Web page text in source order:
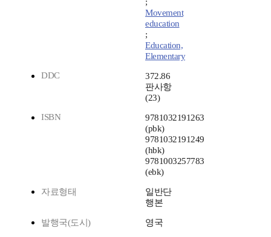
Movement
education
;
Education,
Elementary
DDC
372.86
판사항
(23)
ISBN
9781032191263
(pbk)
9781032191249
(hbk)
9781003257783
(ebk)
자료형태
일반단
행본
발행국(도시) 영국